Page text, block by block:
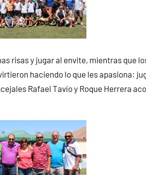
risas y jugar al envite, mientras que
haciendo lo que les apasiona:
Rafael Tavío y Roque Herrera